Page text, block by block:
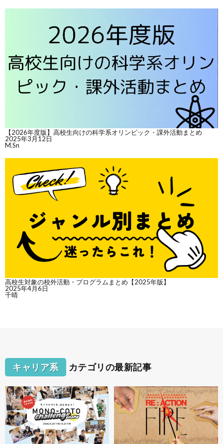
【2026年度版】高校生向けの科学系オリンピック・課外活動まとめ
2025年3月12日
M.Sn
高校生対象の校外活動・プログラムまとめ【2025年版】
2025年4月6日
千晴
キャリア系 カテゴリの最新記事